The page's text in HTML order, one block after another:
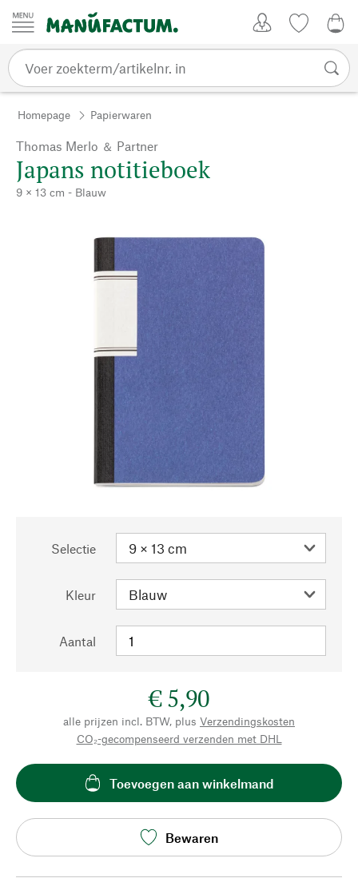
Passer au contenu
Homepage Papierwaren
Thomas Merlo ＆ Partner
Japans notitieboek
9 × 13 cm - Blauw
Selectie
Kleur
Aantal
€ 5,90
alle prijzen incl. BTW, plus Verzendingskosten
CO₂-gecompenseerd verzenden met DHL
Toevoegen aan winkelmand
Bewaren